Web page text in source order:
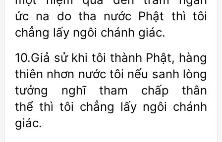
ức na do tha nước Phật thì tôi
chẳng lấy ngôi chánh giác.
10.Giả sử khi tôi thành Phật, hàng
thiên nhơn nước tôi nếu sanh lòng
tưởng nghĩ tham chấp thân
thể thì tôi chẳng lấy ngôi chánh
giác.